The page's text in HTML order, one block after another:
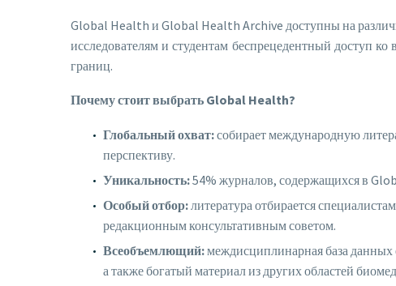
Global Health и Global Health Archive доступны на
исследователям и студентам беспрецедентный доступ
границ.
Почему стоит выбрать Global Health?
Глобальный охват:собирает международную
перспективу.
Уникальность:54% журналов, содержащихся в
Особый отбор:литература отбирается
редакционным консультативным советом.
Всеобъемлющий:междисциплинарная база данных
а также богатый материал из других областей